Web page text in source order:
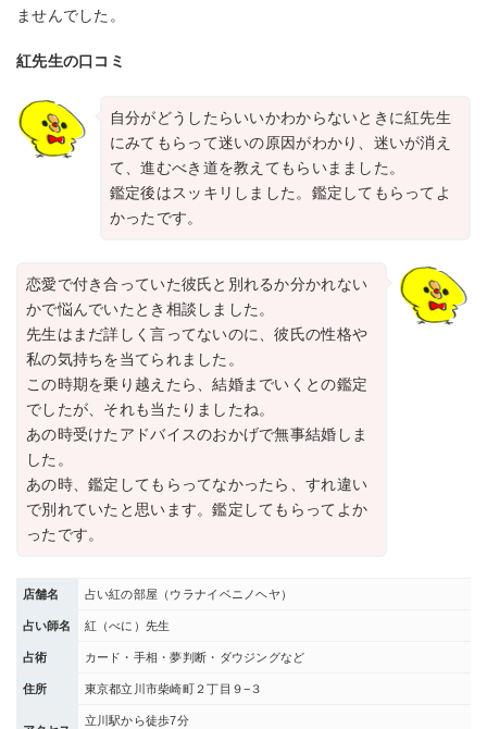
ませんでした。
紅先生の口コミ
自分がどうしたらいいかわからないときに紅先生
にみてもらって迷いの原因がわかり、迷いが消え
て、進むべき道を教えてもらいまました。
鑑定後はスッキリしました。鑑定してもらってよ
かったです。
恋愛で付き合っていた彼氏と別れるか分かれない
かで悩んでいたとき相談しました。
先生はまだ詳しく言ってないのに、彼氏の性格や
私の気持ちを当てられました。
この時期を乗り越えたら、結婚までいくとの鑑定
でしたが、それも当たりましたね。
あの時受けたアドバイスのおかげで無事結婚しま
した。
あの時、鑑定してもらってなかったら、すれ違い
で別れていたと思います。鑑定してもらってよか
ったです。
店舗名 占い紅の部屋（ウラナイベニノヘヤ）
占い師名 紅（べに）先生
占術 カード・手相・夢判断・ダウジングなど
住所 東京都立川市柴崎町２丁目９−３
立川駅から徒歩7分